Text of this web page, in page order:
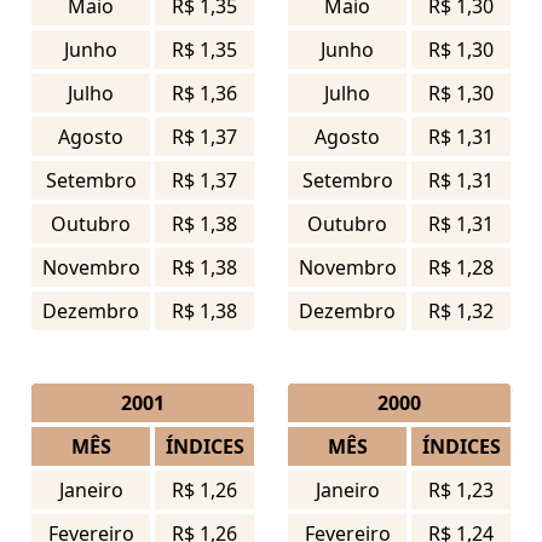
Maio
R$ 1,35
Junho
R$ 1,35
Julho
R$ 1,36
Agosto
R$ 1,37
Setembro
R$ 1,37
Outubro
R$ 1,38
Novembro
R$ 1,38
Dezembro
R$ 1,38
Maio
R$ 1,30
Junho
R$ 1,30
Julho
R$ 1,30
Agosto
R$ 1,31
Setembro
R$ 1,31
Outubro
R$ 1,31
Novembro
R$ 1,28
Dezembro
R$ 1,32
2001
MÊS
ÍNDICES
Janeiro
R$ 1,26
Fevereiro
R$ 1,26
2000
MÊS
ÍNDICES
Janeiro
R$ 1,23
Fevereiro
R$ 1,24